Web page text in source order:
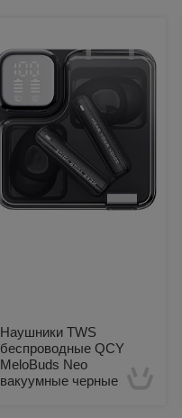
Наушники TWS
беспроводные QCY
MeloBuds Neo
вакуумные черные